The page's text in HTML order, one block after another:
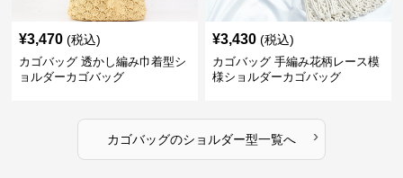
¥3,470 (税込)
カゴバッグ 透かし編み巾着型シ
ョルダーカゴバッグ
¥3,430 (税込)
カゴバッグ 手編み花柄レース模
様ショルダーカゴバッグ
カゴバッグのショルダー型一覧へ ›